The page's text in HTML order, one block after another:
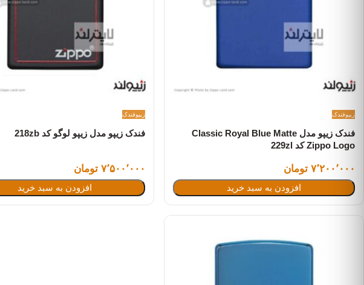
زیپوفندک
فندک زیپو مدل Classic Royal Blue Matte
Zippo Logo کد 229zl
۷٬۲۰۰٬۰۰۰ تومان
افزودن به سبد خرید
زیپوفندک
فندک زیپو مدل زیپو لوگو کد 218zb
۷٬۵۰۰٬۰۰۰ تومان
افزودن به سبد خرید